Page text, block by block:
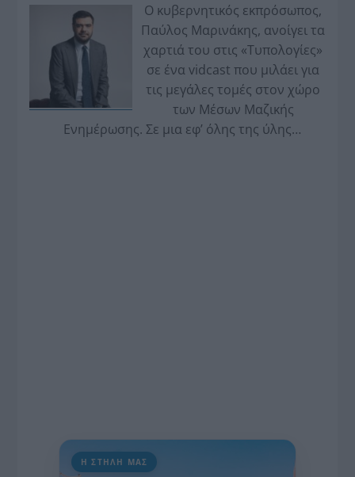
Ο κυβερνητικός εκπρόσωπος,
Παύλος Μαρινάκης, ανοίγει τα
χαρτιά του στις «Τυπολογίες»
σε ένα vidcast που μιλάει για
τις μεγάλες τομές στον χώρο
των Μέσων Μαζικής
Ενημέρωσης. Σε μια εφ’ όλης της ύλης
Η ΣΤΗΛΗ ΜΑΣ